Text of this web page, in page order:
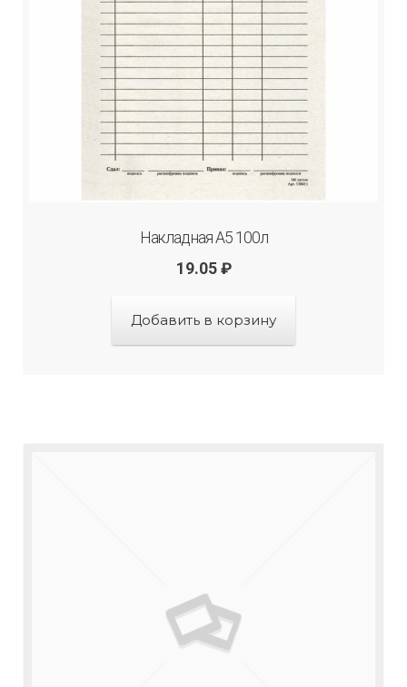
Накладная А5 100л
19.05 ₽
Добавить в корзину